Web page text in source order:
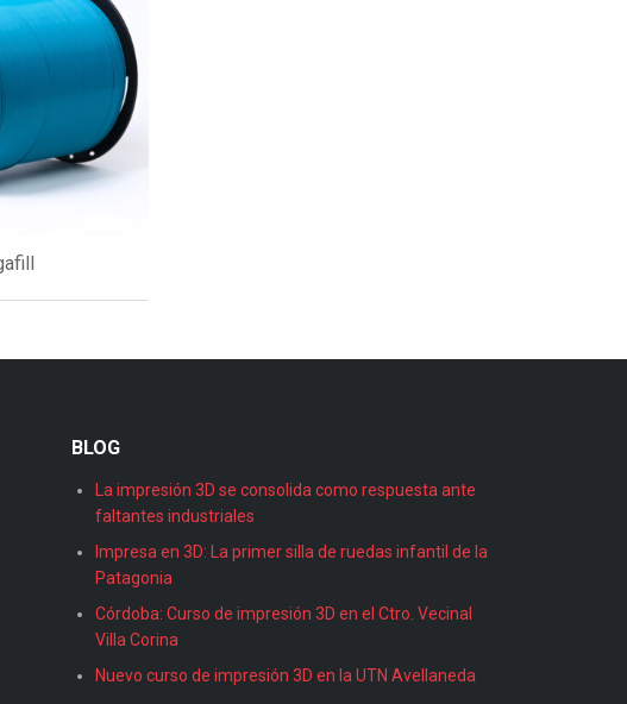
BLOG
La impresión 3D se consolida como respuesta ante
faltantes industriales
Impresa en 3D: La primer silla de ruedas infantil de la
Patagonia
Córdoba: Curso de impresión 3D en el Ctro. Vecinal
Villa Corina
Nuevo curso de impresión 3D en la UTN Avellaneda